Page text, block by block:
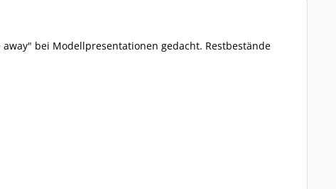
bei Modellpresentationen gedacht. Restbestände